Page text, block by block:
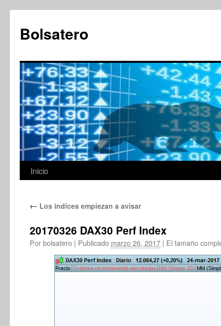
contenido
Bolsatero
Inicio
← Los índices empiezan a avisar
20170326 DAX30 Perf Index
Porbolsatero | Publicado marzo 26, 2017 | El tamaño